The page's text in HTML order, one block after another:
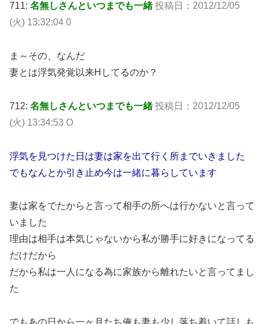
711: 名無しさんといつまでも一緒投稿日：2012/12/05
(火) 13:32:04 0
ま～その、なんだ
妻とは浮気発覚以来Hしてるのか？
712: 名無しさんといつまでも一緒投稿日：2012/12/05
(火) 13:34:53 O
浮気を見つけた日は妻は家を出て行く所までいきました
でもなんとか引き止め今は一緒に暮らしています
妻は家をでたからと言って相手の所へは行かないと言って
いました
理由は相手は本気じゃないから私が勝手に好きになってる
だけだから
だから私は一人になる為に家族から離れたいと言ってまし
た